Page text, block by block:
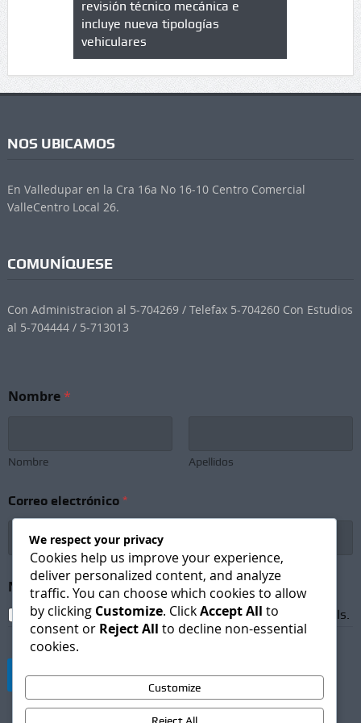
en
revisión técnico mecánica e
incluye nueva tipologías
vehiculares
NOS UBICAMOS
En Valledupar en la Cra 16a No 16-10 Centro Comercial
ValleCentro Local 26.
COMUNÍQUESE
Con Administracion al 5-704269 / Telefax 5-704260 Con Estudios
al 5-704444 / 5-713013
Nombre*
Nombre Apellidos
C
o
o
N
e
w
l
t
Correo electrónico *
Newsletter Subscription *
I agree to receive newsletters and promotional emails.
Suscribirse
We respect your privacy
Cookies help us improve your experience,
deliver personalized content, and analyze
traffic. You can choose which cookies to allow
by clicking Customize. ClickAccept All to
consent or Reject All to decline non-essential
cookies.
Customize